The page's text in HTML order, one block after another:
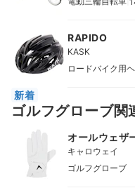
RAPIDO
KASK
ロードバイク用
新着
ゴルフグローブ関
オールウェザ
キャロウェイ
ゴルフグローブ